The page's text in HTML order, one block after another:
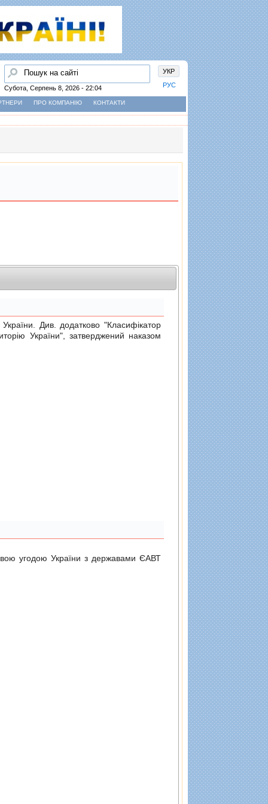
УКР
РУС
Пошук
Субота, Серпень 8, 2026 - 22:04
ПРО КОМПАНІЮ КОНТАКТИ
Див. додатково "Класифiкатор
України", затверджений наказом
угодою України з державами ЄАВТ